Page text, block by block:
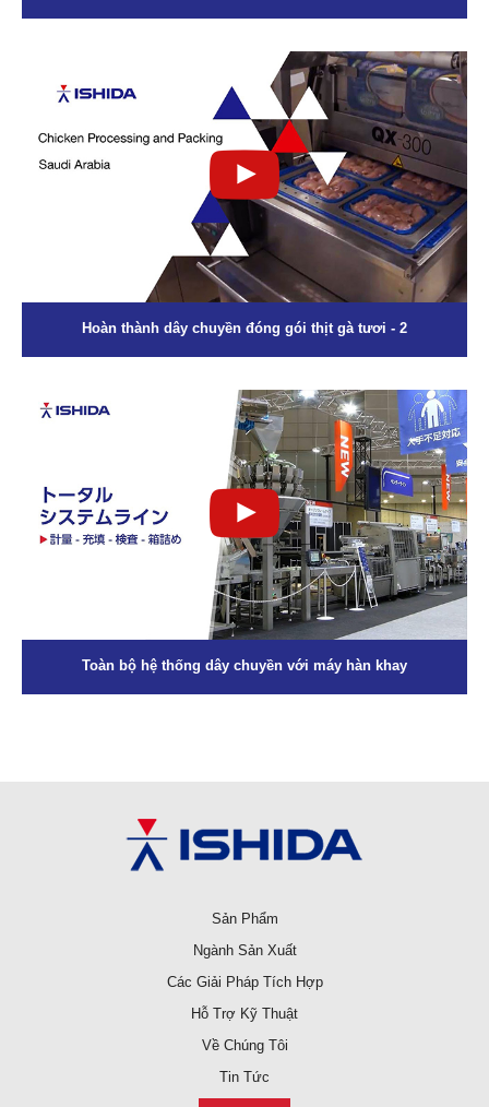
Hoàn thành dây chuyền đóng gói thịt gà tươi - 2
Toàn bộ hệ thống dây chuyền với máy hàn khay
Sản Phẩm
Ngành Sản Xuất
Các Giải Pháp Tích Hợp
Hỗ Trợ Kỹ Thuật
Về Chúng Tôi
Tin Tức